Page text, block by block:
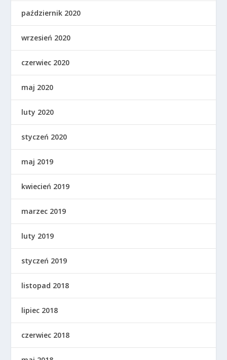
październik 2020
wrzesień 2020
czerwiec 2020
maj 2020
luty 2020
styczeń 2020
maj 2019
kwiecień 2019
marzec 2019
luty 2019
styczeń 2019
listopad 2018
lipiec 2018
czerwiec 2018